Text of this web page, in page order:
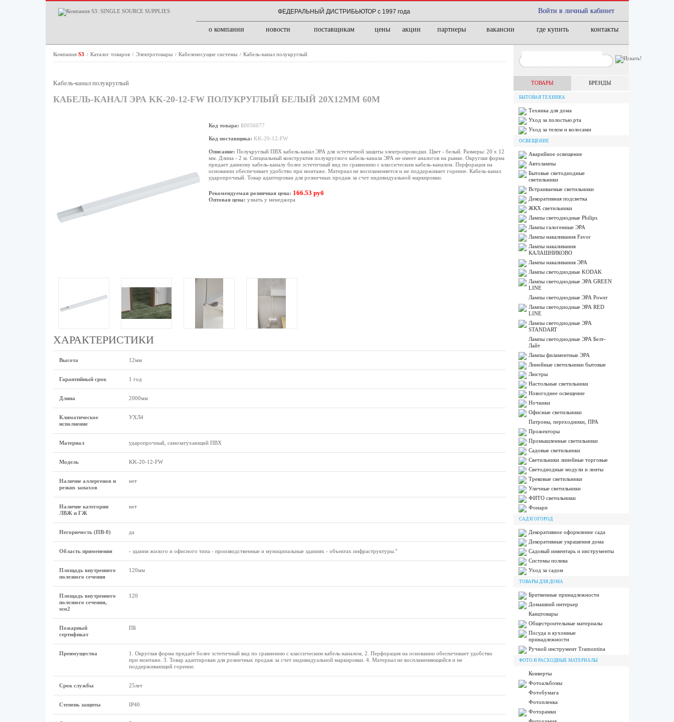
Войти в личный кабинет
ФЕДЕРАЛЬНЫЙ ДИСТРИБЬЮТОР с 1997 года
о компании новости поставщикам цены акции партнеры вакансии где купить контакты
Компания S3 / Каталог товаров / Электротовары / Кабеленесущие системы / Кабель-канал полукруглый
Кабель-канал полукруглый
КАБЕЛЬ-КАНАЛ ЭРА KK-20-12-FW ПОЛУКРУГЛЫЙ БЕЛЫЙ 20Х12ММ 60М
Код товара: Б0056077
Код поставщика: KK-20-12-FW
Описание: Полукруглый ПВХ кабель-канал ЭРА для эстетичной защиты электропроводки. Цвет - белый. Размеры: 20 х 12
мм. Длина - 2 м. Специальный конструктив полукруглого кабель-канала ЭРА не имеет аналогов на рынке. Округлая форма
придает данному кабель-каналу более эстетичный вид по сравнению с классическим кабель-каналом. Перфорация на
основании обеспечивает удобство при монтаже. Материал не воспламеняется и не поддерживает горение. Кабель-канал
ударопрочный. Товар адаптирован для розничных продаж за счет индивидуальной маркировки.
Рекомендуемая розничная цена: 166.53 руб
Оптовая цена: узнать у менеджера
ХАРАКТЕРИСТИКИ
Высота 12мм
Гарантийный срок 1 год
Длина 2000мм
Климатическое
исполнение
УХЛ4
Материал ударопрочный, самозатухающий ПВХ
Модель KK-20-12-FW
Наличие аллергенов и
резких запахов
нет
Наличие категории
ЛВЖ и ГЖ
нет
Негорючесть (ПВ-0) да
Область применения - здания жилого и офисного типа - производственные и муниципальные зданиях - объектах инфраструктуры."
Площадь внутреннего
полезного сечения
120мм
Площадь внутреннего
полезного сечения,
мм2
120
Пожарный
сертификат
ПБ
Преимущества
1. Округлая форма придаёт более эстетичный вид по сравнению с классическим кабель-каналом, 2. Перфорация на основании обеспечивает удобство
при монтаже. 3. Товар адаптирован для розничных продаж за счет индивидуальной маркировки. 4. Материал не воспламеняющийся и не
поддерживающий горение.
Срок службы 25лет
Степень защиты IP40
ТОВАРЫ БРЕНДЫ
БЫТОВАЯ ТЕХНИКА
Техника для дома
Уход за полостью рта
Уход за телом и волосами
ОСВЕЩЕНИЕ
Аварийное освещение
Автолампы
Бытовые светодиодные
светильники
Встраиваемые светильники
Декоративная подсветка
ЖКХ светильники
Лампы cветодиодные Philips
Лампы галогенные ЭРА
Лампы накаливания Favor
Лампы накаливания
КАЛАШНИКОВО
Лампы накаливания ЭРА
Лампы светодиодные KODAK
Лампы светодиодные ЭРА GREEN
LINE
Лампы светодиодные ЭРА Power
Лампы светодиодные ЭРА RED
LINE
Лампы светодиодные ЭРА
STANDART
Лампы светодиодные ЭРА Белт-
Лайт
Лампы филаментные ЭРА
Линейные светильники бытовые
Люстры
Настольные светильники
Новогоднее освещение
Ночники
Офисные светильники
Патроны, переходники, ПРА
Прожекторы
Промышленные светильники
Садовые светильники
Светильники линейные торговые
Светодиодные модули и ленты
Трековые светильники
Уличные светильники
ФИТО светильники
Фонари
САД И ОГОРОД
Декоративное оформление сада
Декоративные украшения дома
Садовый инвентарь и инструменты
Системы полива
Уход за садом
ТОВАРЫ ДЛЯ ДОМА
Бритвенные принадлежности
Домашний интерьер
Канцтовары
Общестроительные материалы
Посуда и кухонные
принадлежности
Ручной инструмент Tramontina
ФОТО И РАСХОДНЫЕ МАТЕРИАЛЫ
Конверты
Фотоальбомы
Фотобумага
Фотопленка
Фоторамки